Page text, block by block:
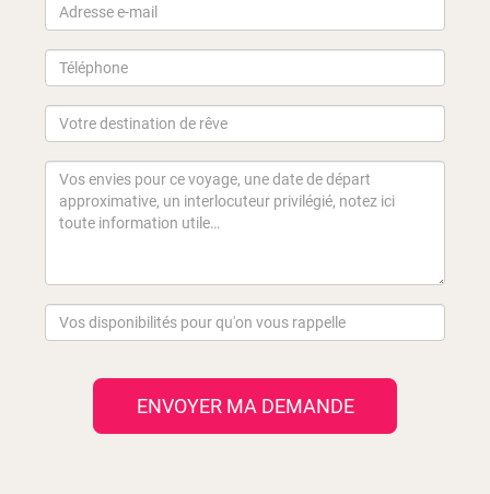
ENVOYER MA DEMANDE